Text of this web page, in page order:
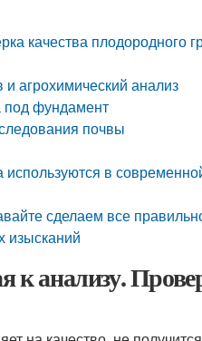
качества плодородного
агрохимический анализ
под фундамент
почвы
в
сделаем все
изысканий
к анализу.